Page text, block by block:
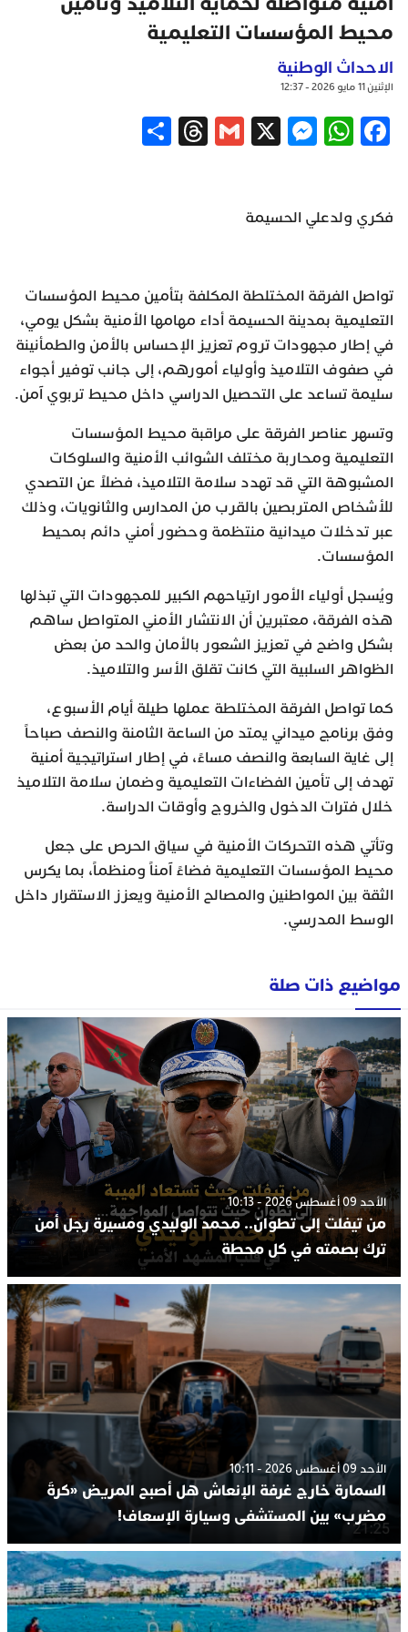
محيط المؤسسات التعليمية
الاحداث الوطنية
الإثنين 11 مايو 2026 - 12:37
Facebook
WhatsApp
Messenger
X
Gmail
Threads
فكري ولدعلي الحسيمة
تواصل الفرقة المختلطة المكلفة بتأمين محيط المؤسسات
التعليمية بمدينة الحسيمة أداء مهامها الأمنية بشكل يومي،
في إطار مجهودات تروم تعزيز الإحساس بالأمن والطمأنينة
في صفوف التلاميذ وأولياء أمورهم، إلى جانب توفير أجواء
سليمة تساعد على التحصيل الدراسي داخل محيط تربوي آمن.
وتسهر عناصر الفرقة على مراقبة محيط المؤسسات
التعليمية ومحاربة مختلف الشوائب الأمنية والسلوكات
المشبوهة التي قد تهدد سلامة التلاميذ، فضلاً عن التصدي
للأشخاص المتربصين بالقرب من المدارس والثانويات، وذلك
عبر تدخلات ميدانية منتظمة وحضور أمني دائم بمحيط
المؤسسات.
ويُسجل أولياء الأمور ارتياحهم الكبير للمجهودات التي تبذلها
هذه الفرقة، معتبرين أن الانتشار الأمني المتواصل ساهم
بشكل واضح في تعزيز الشعور بالأمان والحد من بعض
الظواهر السلبية التي كانت تقلق الأسر والتلاميذ.
كما تواصل الفرقة المختلطة عملها طيلة أيام الأسبوع،
وفق برنامج ميداني يمتد من الساعة الثامنة والنصف صباحاً
إلى غاية السابعة والنصف مساءً، في إطار استراتيجية أمنية
تهدف إلى تأمين الفضاءات التعليمية وضمان سلامة التلاميذ
خلال فترات الدخول والخروج وأوقات الدراسة.
وتأتي هذه التحركات الأمنية في سياق الحرص على جعل
محيط المؤسسات التعليمية فضاءً آمناً ومنظماً، بما يكرس
الثقة بين المواطنين والمصالح الأمنية ويعزز الاستقرار داخل
الوسط المدرسي.
مواضيع ذات صلة
الأحد 09 أغسطس 2026 - 10:13
من تيفلت إلى تطوان.. محمد الوليدي ومسيرة رجل أمن
ترك بصمته في كل محطة
الأحد 09 أغسطس 2026 - 10:11
السمارة خارج غرفة الإنعاش هل أصبح المريض «كرةَ
مضرب» بين المستشفى وسيارة الإسعاف!